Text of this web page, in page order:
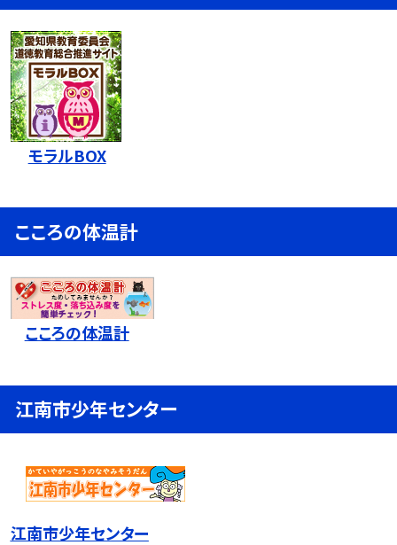
モラルBOX
こころの体温計
こころの体温計
江南市少年センター
江南市少年センター